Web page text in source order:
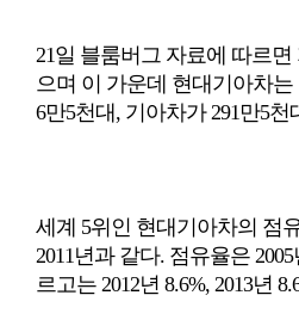
21일 블룸버그 자료에 따르
으며 이 가운데 현대기아차는
6만5천대, 기아차가 291만5천
세계 5위인 현대기아차의 점
2011년과 같다. 점유율은
르고는 2012년 8.6%, 2013년